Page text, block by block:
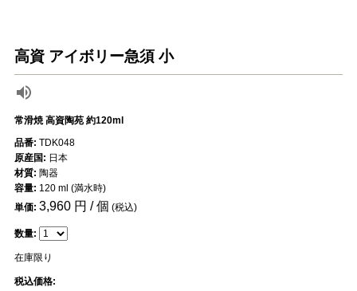
高資 アイボリー急須 小
常滑焼 高資陶苑 約120ml
品番: TDK048
原産国: 日本
材質: 陶器
容量: 120 ml (満水時)
単価: 3,960円 / 個 (税込)
数量:
在庫限り
税込価格: